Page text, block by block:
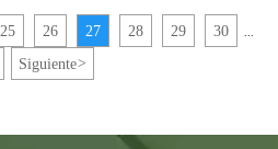
25 26 27 28 29 30
Siguiente>